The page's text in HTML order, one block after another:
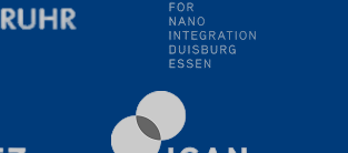
metal oxides in simulations and
SusMet
- dealing sustainably and